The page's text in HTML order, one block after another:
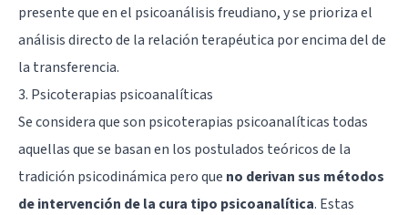
presente que en el psicoanálisis freudiano, y se prioriza el
análisis directo de la relación terapéutica por encima del de
la transferencia.
3. Psicoterapias psicoanalíticas
Se considera que son psicoterapias psicoanalíticas todas
aquellas que se basan en los postulados teóricos de la
tradición psicodinámica pero que no derivan sus métodos
de intervención de la cura tipo psicoanalítica. Estas